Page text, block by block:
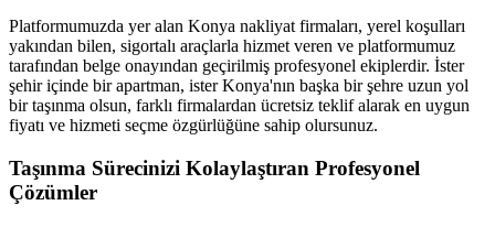
Platformumuzda yer alan Konya nakliyat firmaları, yerel koşulları
yakından bilen, sigortalı araçlarla hizmet veren ve platformumuz
tarafından belge onayından geçirilmiş profesyonel ekiplerdir. İster
şehir içinde bir apartman, ister Konya'nın başka bir şehre uzun yol
bir taşınma olsun, farklı firmalardan ücretsiz teklif alarak en uygun
fiyatı ve hizmeti seçme özgürlüğüne sahip olursunuz.
Taşınma Sürecinizi Kolaylaştıran Profesyonel
Çözümler